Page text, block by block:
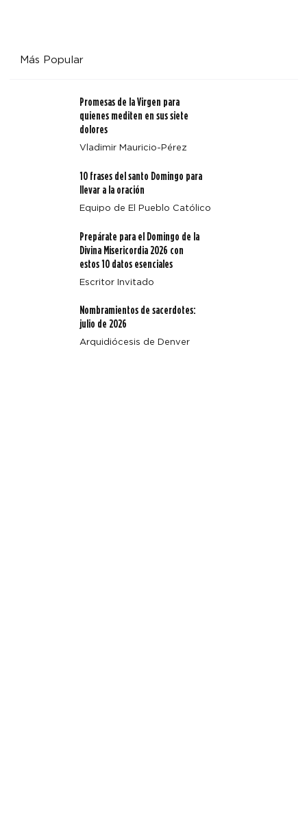
Cuando la misericordia nos llama por nuestro nombre:
Más Popular
Promesas de la Virgen para
quienes mediten en sus siete
dolores
Vladimir Mauricio-Pérez
10 frases del santo Domingo para
llevar a la oración
Equipo de El Pueblo Católico
Prepárate para el Domingo de la
Divina Misericordia 2026 con
estos 10 datos esenciales
Escritor Invitado
Nombramientos de sacerdotes:
julio de 2026
Arquidiócesis de Denver